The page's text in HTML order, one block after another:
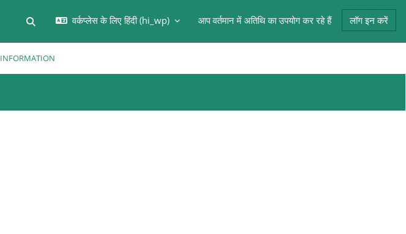
खोज इनपुट को टॉगल करें
वर्कप्लेस के लिए हिंदी ‎(hi_wp)‎ आप वर्तमान में अतिथि का उपयोग कर रहे हैं लॉग इन करें
INFORMATION